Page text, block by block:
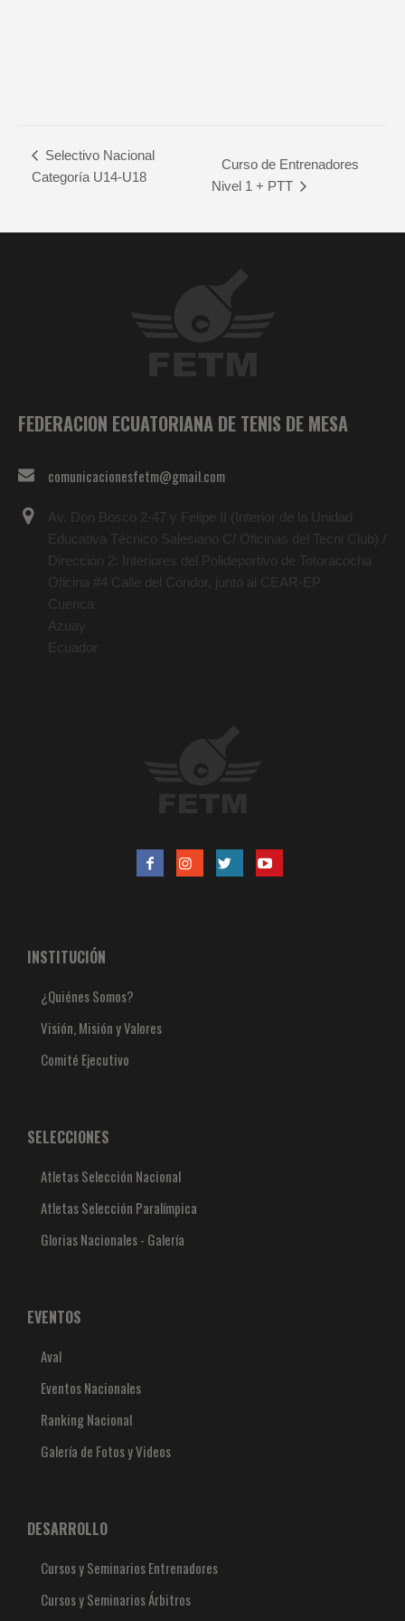
Selectivo Nacional
Categoría U14-U18
Curso de Entrenadores
Nivel 1 + PTT
FEDERACION ECUATORIANA DE TENIS DE MESA
comunicacionesfetm@gmail.com
Av. Don Bosco 2-47 y Felipe II (Interior de la Unidad
Educativa Técnico Salesiano C/ Oficinas del Tecni Club) /
Dirección 2: Interiores del Polideportivo de Totoracocha
Oficina #4 Calle del Cóndor, junto al CEAR-EP
Cuenca
Azuay
Ecuador
INSTITUCIÓN
¿Quiénes Somos?
Visión, Misión y Valores
Comité Ejecutivo
SELECCIONES
Atletas Selección Nacional
Atletas Selección Paralímpica
Glorias Nacionales - Galería
EVENTOS
Aval
Eventos Nacionales
Ranking Nacional
Galería de Fotos y Videos
DESARROLLO
Cursos y Seminarios Entrenadores
Cursos y Seminarios Árbitros